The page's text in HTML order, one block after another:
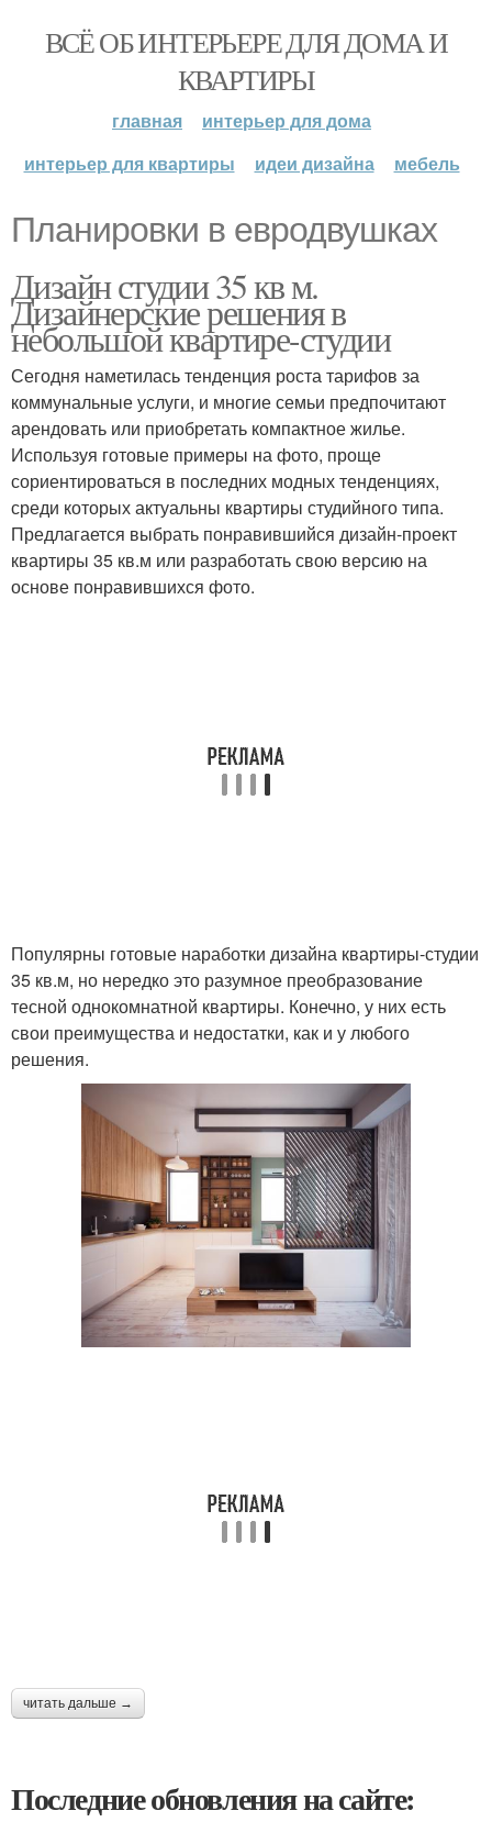
ВСЁ ОБ ИНТЕРЬЕРЕ ДЛЯ ДОМА И
КВАРТИРЫ
главная
интерьер для дома
интерьер для квартиры
идеи дизайна мебель
Планировки в евродвушках
Дизайн студии 35 кв м.
Дизайнерские решения в
небольшой квартире-студии
Сегодня наметилась тенденция роста тарифов за
коммунальные услуги, и многие семьи предпочитают
арендовать или приобретать компактное жилье.
Используя готовые примеры на фото, проще
сориентироваться в последних модных тенденциях,
среди которых актуальны квартиры студийного типа.
Предлагается выбрать понравившийся дизайн-проект
квартиры 35 кв.м или разработать свою версию на
основе понравившихся фото.
Популярны готовые наработки дизайна квартиры-студии
35 кв.м, но нередко это разумное преобразование
тесной однокомнатной квартиры. Конечно, у них есть
свои преимущества и недостатки, как и у любого
решения.
читать дальше →
Последние обновления на сайте: